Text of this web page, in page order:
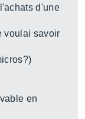
d'une
voulai savoir
en